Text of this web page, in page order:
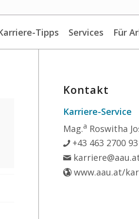
Tipps Services Für
Kontakt
Karriere-Service
Mag.a Roswitha
+43 463 2700
www.aau.at/